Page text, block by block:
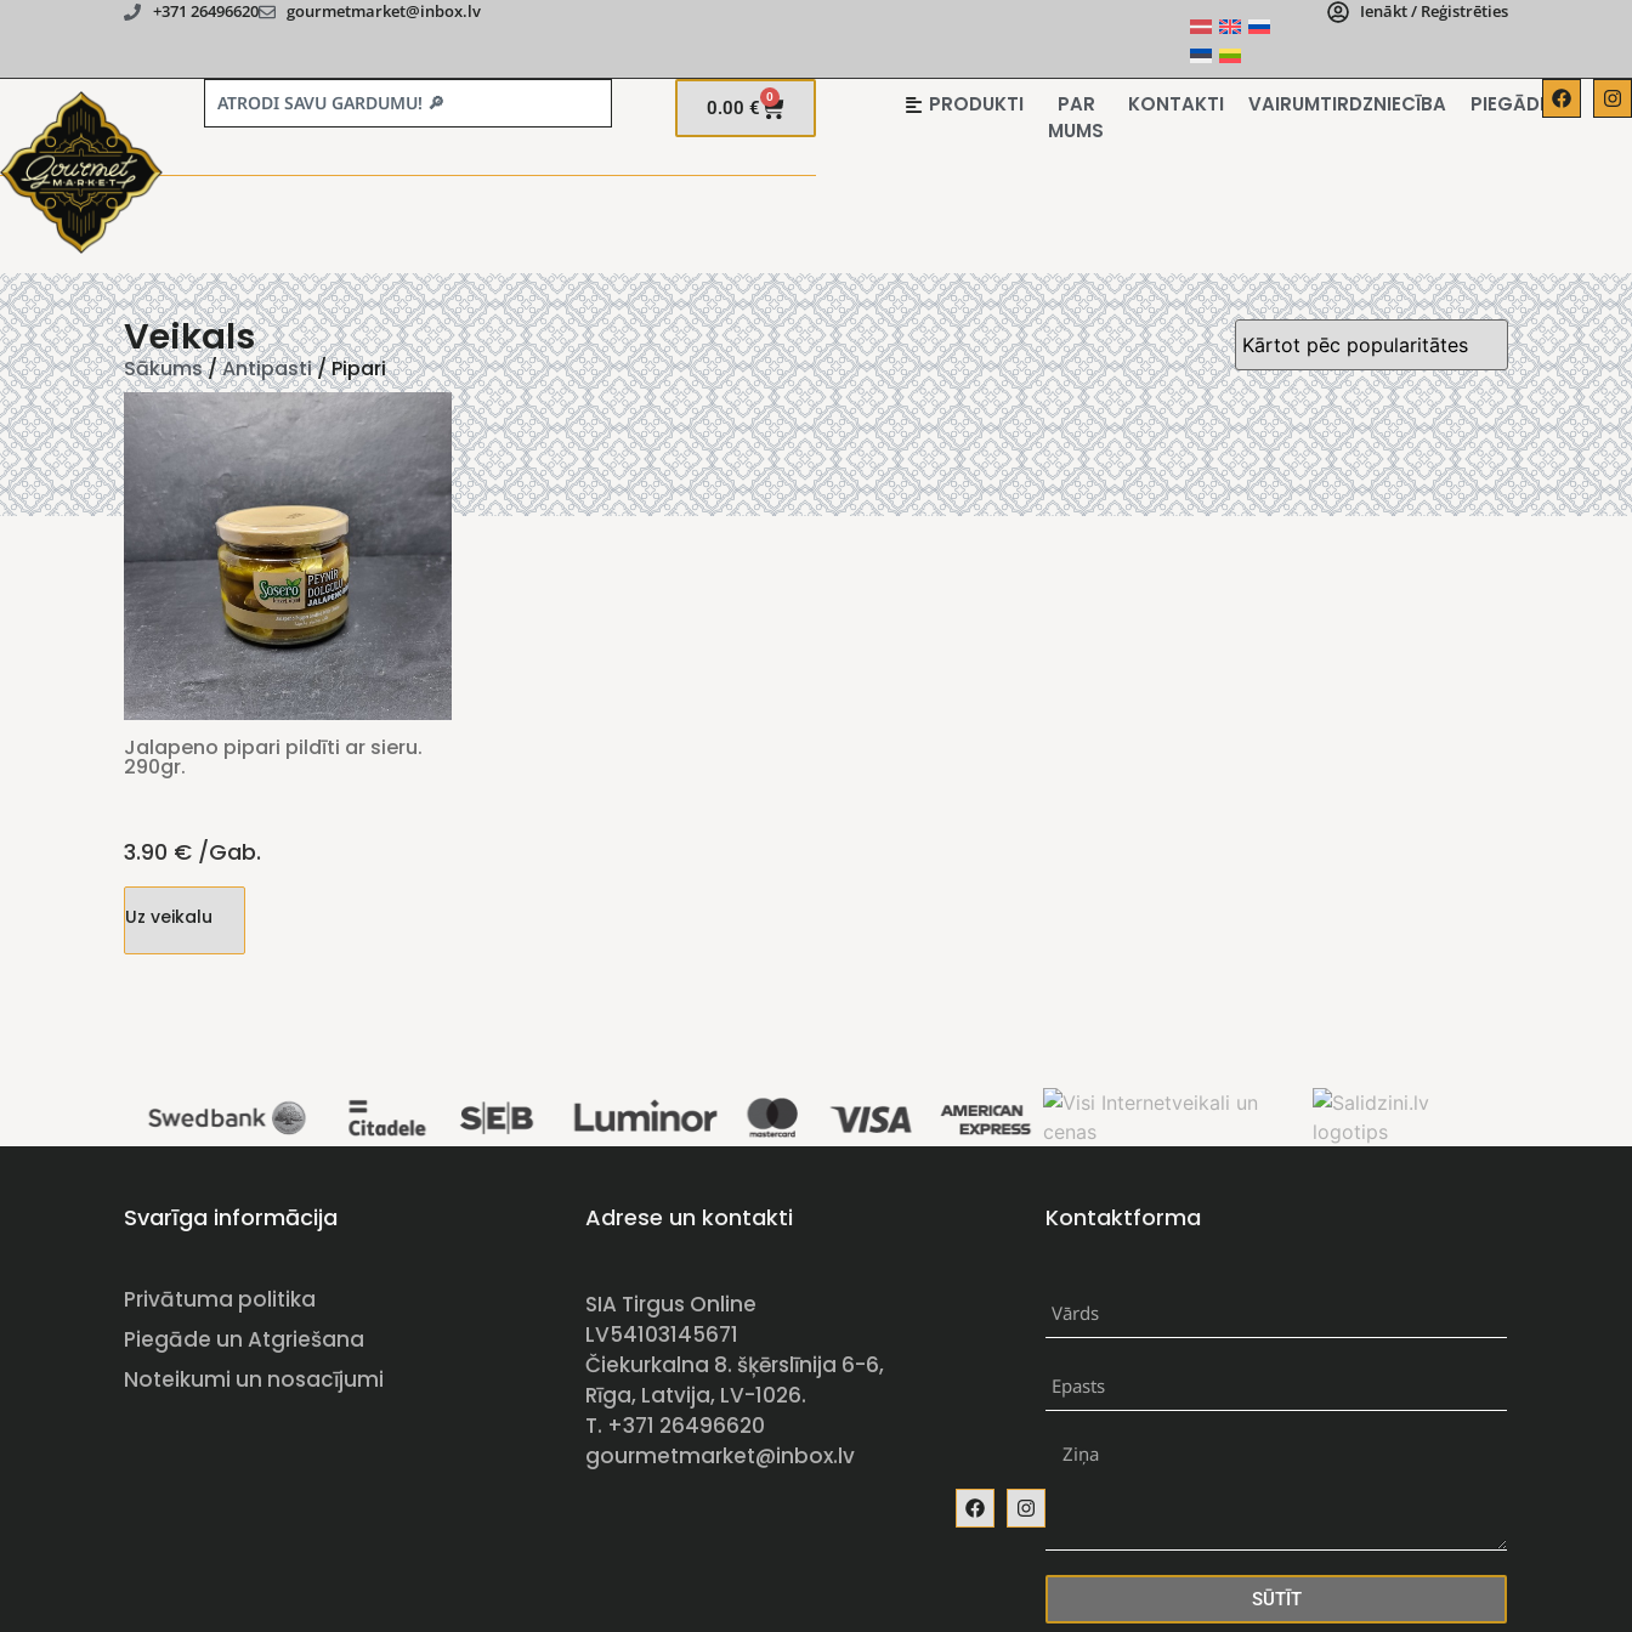
+371 26496620 gourmetmarket@inbox.lv Ienākt / Reģistrēties
0.00 € 0 PRODUKTI
PAR
MUMS
KONTAKTI VAIRUMTIRDZNIECĪBA PIEGĀDE
Veikals
Sākums/Antipasti/ Pipari
Jalapeno pipari pildīti ar sieru.
290gr.
3.90 € /gab.
Uz veikalu
Svarīga informācija
Privātuma politika
Piegāde un Atgriešana
Noteikumi un nosacījumi
Adrese un kontakti
SIA Tirgus Online
LV54103145671
Čiekurkalna 8. šķērslīnija 6-6,
Rīga, Latvija, LV-1026.
T. +371 26496620
gourmetmarket@inbox.lv
Kontaktforma
SŪTĪT